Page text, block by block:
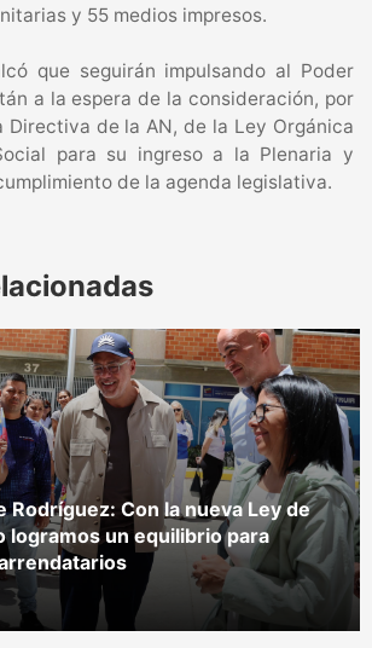
y 55 medios impresos.
que seguirán impulsando al Poder
a la espera de la consideración, por
Directiva de la AN, de la Ley Orgánica
para su ingreso a la Plenaria y
de la agenda legislativa.
Rodríguez: Con la nueva Ley de
logramos un equilibrio para